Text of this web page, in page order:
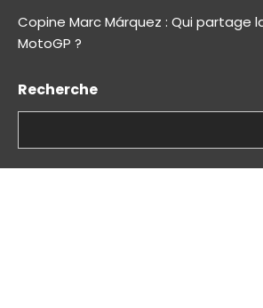
Copine Marc Márquez : Qui partage
MotoGP ?
Recherche